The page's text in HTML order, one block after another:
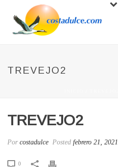
TREVEJO2
TREVEJO2
Por costadulce Posted febrero 21, 2021
0